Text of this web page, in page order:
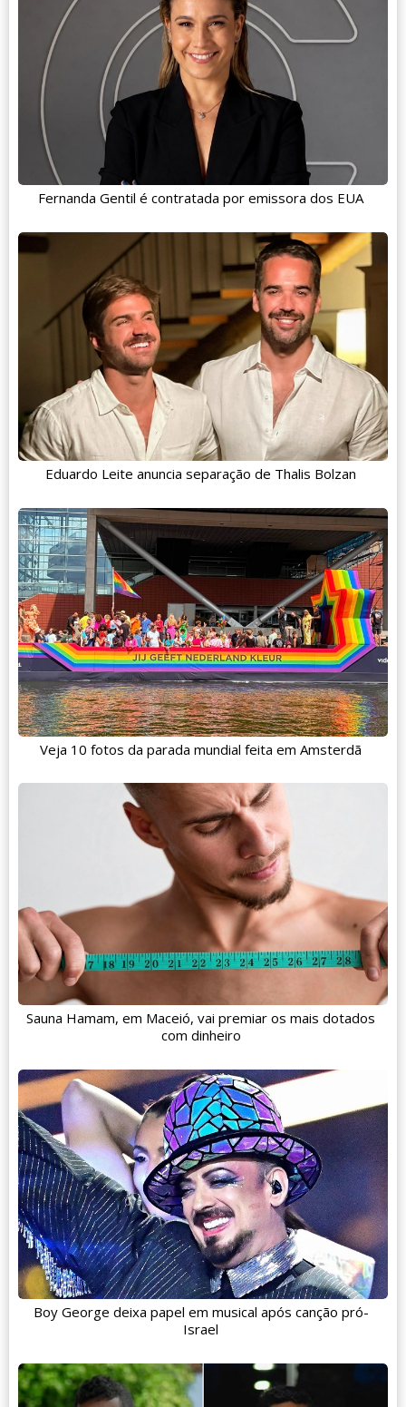
Fernanda Gentil é contratada por emissora dos EUA
Eduardo Leite anuncia separação de Thalis Bolzan
Veja 10 fotos da parada mundial feita em Amsterdã
Sauna Hamam, em Maceió, vai premiar os mais dotados
com dinheiro
Boy George deixa papel em musical após canção pró-
Israel